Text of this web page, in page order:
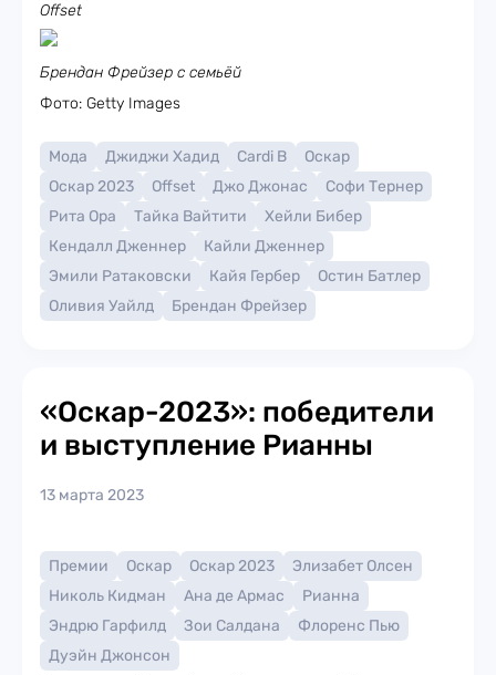
Offset
Брендан Фрейзер с семьёй
Фото: Getty Images
Мода Джиджи Хадид Cardi B
Оскар
Оскар 2023
Offset Джо Джонас
Софи Тернер
Рита Ора
Тайка Вайтити
Хейли Бибер
Кендалл Дженнер
Кайли Дженнер
Эмили Ратаковски
Кайя Гербер
Остин Батлер
Оливия Уайлд
Брендан Фрейзер
«Оскар-2023»: победители
и выступление Рианны
13 марта 2023
Премии Оскар Оскар 2023
Элизабет Олсен
Николь Кидман
Ана де Армас
Рианна
Эндрю Гарфилд
Зои Салдана
Флоренс Пью
Дуэйн Джонсон